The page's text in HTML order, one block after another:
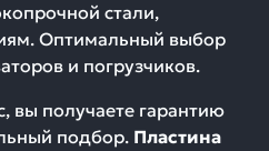
стали,
Оптимальный выбор
и погрузчиков.
вы получаете гарантию
подбор. Пластина